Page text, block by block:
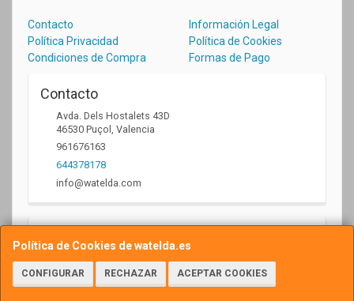
Política de Cookies de watelda.es
CONFIGURAR RECHAZAR ACEPTAR COOKIES
Contacto
Información Legal
Política Privacidad
Política de Cookies
Condiciones de Compra
Formas de Pago
Contacto
Avda. Dels Hostalets 43D
46530 Puçol , Valencia
961676163
644378178
info@watelda.com
Horario
10 a 13,30h y de 17,30 a 20,30h